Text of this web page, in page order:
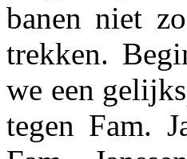
banen niet
trekken.
we een
tegen Fam.